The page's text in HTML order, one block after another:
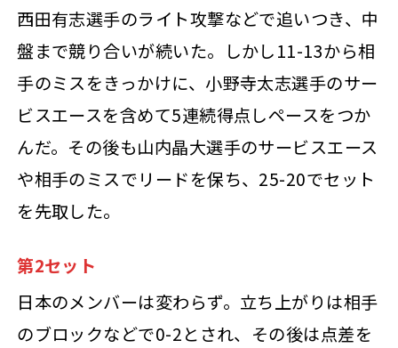
西田有志選手のライト攻撃などで追いつき、中
盤まで競り合いが続いた。しかし11-13から相
手のミスをきっかけに、小野寺太志選手のサー
ビスエースを含めて5連続得点しペースをつか
んだ。その後も山内晶大選手のサービスエース
や相手のミスでリードを保ち、25-20でセット
を先取した。
第2セット
日本のメンバーは変わらず。立ち上がりは相手
のブロックなどで0-2とされ、その後は点差を